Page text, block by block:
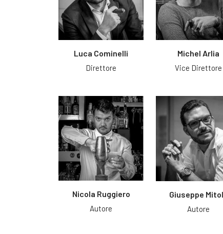
Luca Cominelli
Direttore
Michel Arlia
Vice Direttore
Nicola Ruggiero
Autore
Giuseppe
Autore